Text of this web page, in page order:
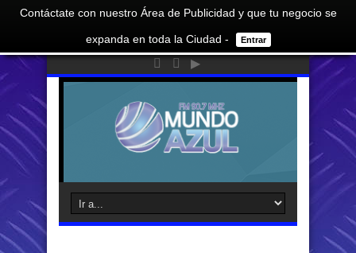
Contáctate con nuestro Área de Publicidad y que tu negocio se
expanda en toda la Ciudad - Entrar